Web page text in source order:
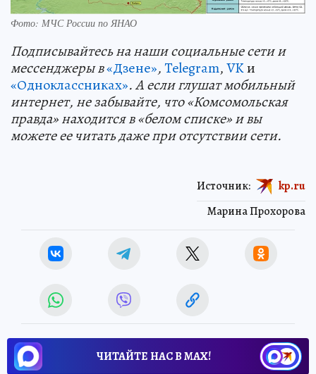
Фото: МЧС России по ЯНАО
Подписывайтесь на наши социальные сети и
мессенджеры в«Дзене»,Telegram,VKи
«Одноклассниках». А если глушат мобильный
интернет, не забывайте, что «Комсомольская
правда» находится в «белом списке» и вы
можете ее читать даже при отсутствии сети.
Марина Прохорова
Источник: kp.ru
ЧИТАЙТЕ НАС В МАХ!